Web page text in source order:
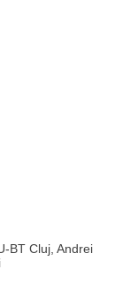
BT Cluj, Andrei